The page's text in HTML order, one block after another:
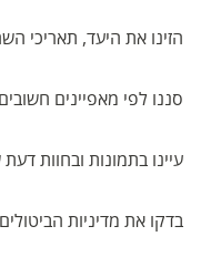
הזינו את היעד, תאריכי
סננו לפי מאפיינים
עיינו בתמונות ובחוות
בדקו את מדיניות